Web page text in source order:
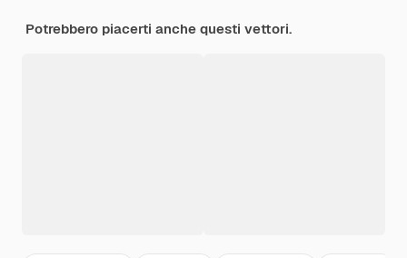
Potrebbero piacerti anche questi vettori.